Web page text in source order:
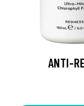
ANTI-